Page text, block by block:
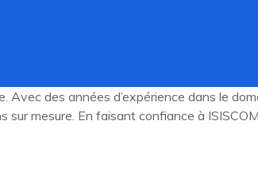
des années d’expérience dans le
mesure. En faisant confiance à